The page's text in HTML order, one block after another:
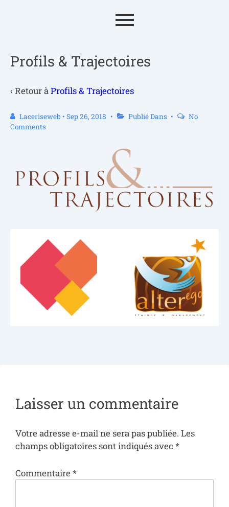
Profils & Trajectoires
‹ Retour àProfils & Trajectoires
Laceriseweb • Sep 26, 2018 Publié Dans
No
Comments
Laisser un commentaire
Votre adresse e-mail ne sera pas publiée. Les
champs obligatoires sont indiqués avec *
Commentaire*